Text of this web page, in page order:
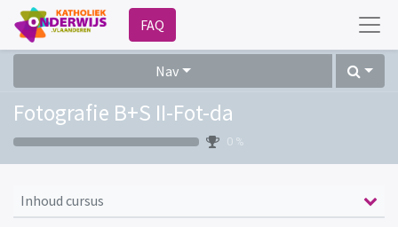
FAQ
Nav
Fotografie B+S II-Fot-da
0 %
Inhoud cursus